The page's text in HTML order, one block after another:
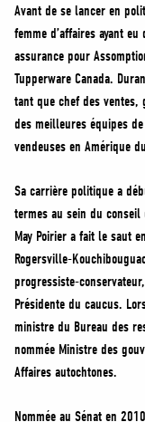
Avant de se lancer en
femme d’affaires ayant
assurance pour
Tupperware Canada.
tant que chef des ventes,
des meilleures équipes
vendeuses en Amérique
Sa carrière politique a
termes au sein du
May Poirier a fait le saut
Rogersville-
progressiste-
Présidente du caucus.
ministre du Bureau des
nommée Ministre des
Affaires autochtones.
Nommée au Sénat en